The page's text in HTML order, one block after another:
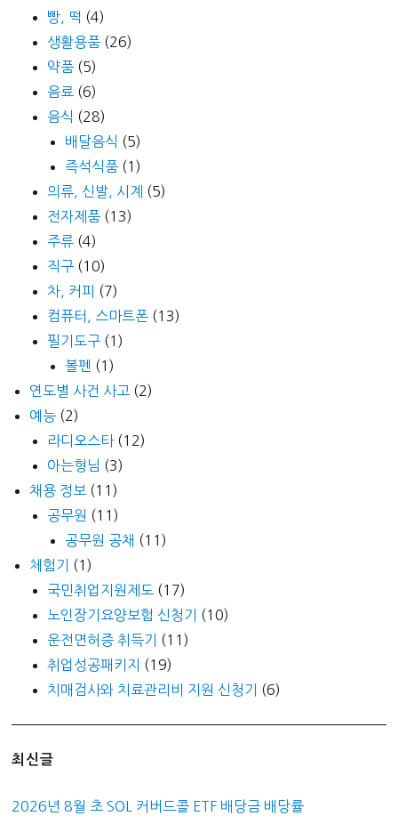
빵, 떡 (4)
생활용품 (26)
약품 (5)
음료 (6)
음식 (28)
배달음식 (5)
즉석식품 (1)
의류, 신발, 시계 (5)
전자제품 (13)
주류 (4)
직구 (10)
차, 커피 (7)
컴퓨터, 스마트폰 (13)
필기도구 (1)
볼펜 (1)
연도별 사건 사고 (2)
예능 (2)
라디오스타(12)
아는형님 (3)
채용 정보 (11)
공무원 (11)
공무원 공채 (11)
체험기
(1)
국민취업지원제도 (17)
노인장기요양보험 신청기
(10)
운전면허증 취득기
(11)
취업성공패키지
(19)
치매검사와 치료관리비 지원 신청기
(6)
최신글
2026년 8월 초 SOL 커버드콜 ETF 배당금 배당률